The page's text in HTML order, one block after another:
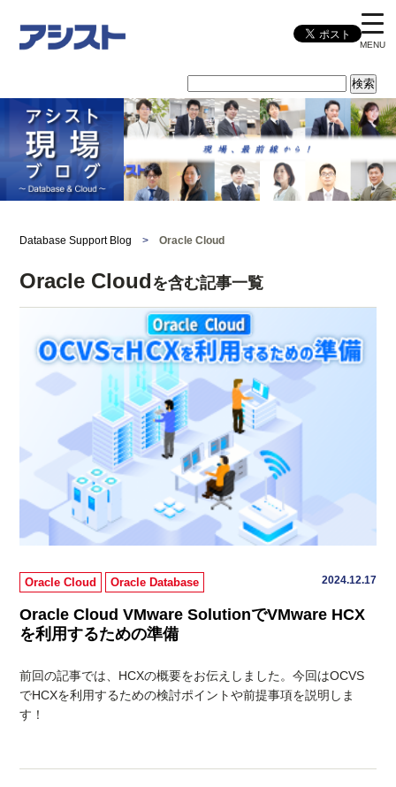
MENU
Database Support Blog > Oracle Cloud
Oracle Cloudを含む記事一覧
Oracle Cloud Oracle Database 2024.12.17
Oracle Cloud VMware SolutionでVMware HCX
を利用するための準備
前回の記事では、HCXの概要をお伝えしました。今回はOCVS
でHCXを利用するための検討ポイントや前提事項を説明しま
す！